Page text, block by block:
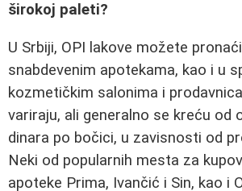
širokoj paleti?
U Srbiji, OPI lakove možete
snabdevenim apotekama, kao i u
kozmetičkim salonima i
variraju, ali generalno se kreću od
dinara po bočici, u zavisnosti od
Neki od popularnih mesta za
apoteke Prima, Ivančić i Sin, kao i